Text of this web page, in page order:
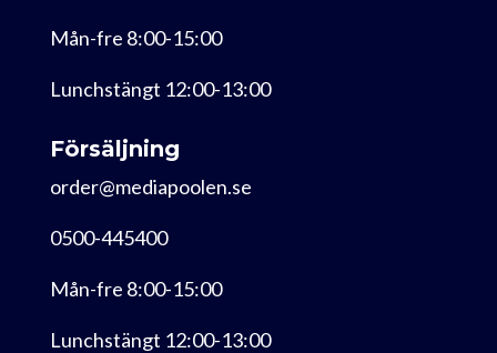
Mån-fre 8:00-15:00
Lunchstängt 12:00-13:00
Försäljning
order@mediapoolen.se
0500-445400
Mån-fre 8:00-15:00
Lunchstängt 12:00-13:00